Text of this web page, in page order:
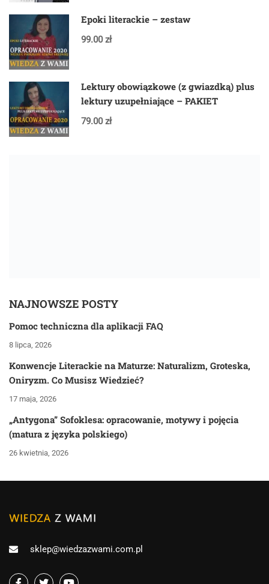
Epoki literackie – zestaw
99.00 zł
Lektury obowiązkowe (z gwiazdką) plus
lektury uzupełniające – PAKIET
79.00 zł
NAJNOWSZE POSTY
Pomoc techniczna dla aplikacji FAQ
8 lipca, 2026
Konwencje Literackie na Maturze: Naturalizm, Groteska,
Oniryzm. Co Musisz Wiedzieć?
17 maja, 2026
„Antygona” Sofoklesa: opracowanie, motywy i pojęcia
(matura z języka polskiego)
26 kwietnia, 2026
sklep@wiedzazwami.com.pl